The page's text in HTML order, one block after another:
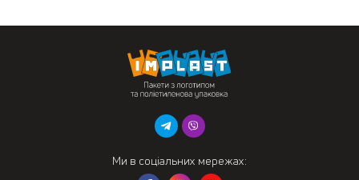
Ми в соціальних мережах: